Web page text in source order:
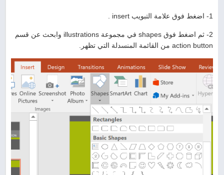
1- اضغط فوق علامة التبويب insert .
2- ثم اضغط فوق shapes في مجموعة illustrations وابحث عن قسم
action button من القائمة المنسدلة التي تظهر.